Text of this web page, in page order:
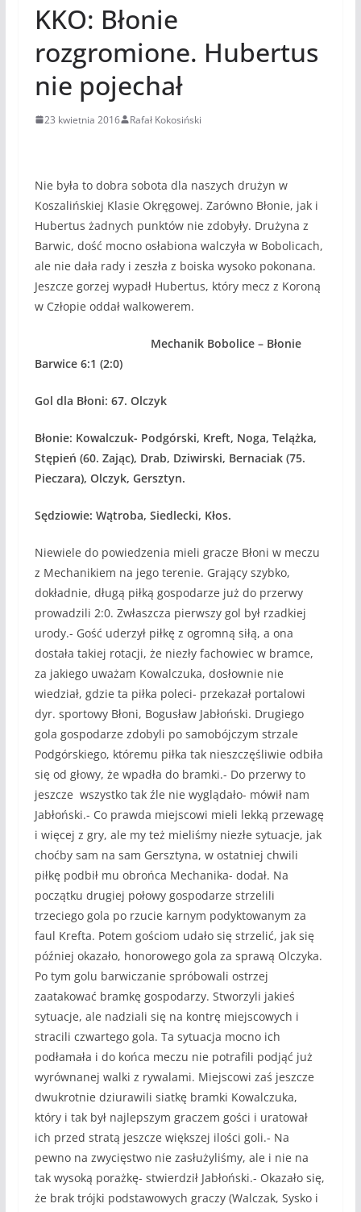
KKO: Błonie
rozgromione. Hubertus
nie pojechał
23 kwietnia 2016 Rafał Kokosiński
Nie była to dobra sobota dla naszych drużyn w
Koszalińskiej Klasie Okręgowej. Zarówno Błonie, jak i
Hubertus żadnych punktów nie zdobyły. Drużyna z
Barwic, dość mocno osłabiona walczyła w Bobolicach,
ale nie dała rady i zeszła z boiska wysoko pokonana.
Jeszcze gorzej wypadł Hubertus, który mecz z Koroną
w Człopie oddał walkowerem.
Mechanik Bobolice – Błonie
Barwice 6:1 (2:0)
Gol dla Błoni: 67. Olczyk
Błonie: Kowalczuk- Podgórski, Kreft, Noga, Telążka,
Stępień (60. Zając), Drab, Dziwirski, Bernaciak (75.
Pieczara), Olczyk, Gersztyn.
Sędziowie: Wątroba, Siedlecki, Kłos.
Niewiele do powiedzenia mieli gracze Błoni w meczu
z Mechanikiem na jego terenie. Grający szybko,
dokładnie, długą piłką gospodarze już do przerwy
prowadzili 2:0. Zwłaszcza pierwszy gol był rzadkiej
urody.- Gość uderzył piłkę z ogromną siłą, a ona
dostała takiej rotacji, że niezły fachowiec w bramce,
za jakiego uważam Kowalczuka, dosłownie nie
wiedział, gdzie ta piłka poleci- przekazał portalowi
dyr. sportowy Błoni, Bogusław Jabłoński. Drugiego
gola gospodarze zdobyli po samobójczym strzale
Podgórskiego, któremu piłka tak nieszczęśliwie odbiła
się od głowy, że wpadła do bramki.- Do przerwy to
jeszcze wszystko tak źle nie wyglądało- mówił nam
Jabłoński.- Co prawda miejscowi mieli lekką przewagę
i więcej z gry, ale my też mieliśmy niezłe sytuacje, jak
choćby sam na sam Gersztyna, w ostatniej chwili
piłkę podbił mu obrońca Mechanika- dodał. Na
początku drugiej połowy gospodarze strzelili
trzeciego gola po rzucie karnym podyktowanym za
faul Krefta. Potem gościom udało się strzelić, jak się
później okazało, honorowego gola za sprawą Olczyka.
Po tym golu barwiczanie spróbowali ostrzej
zaatakować bramkę gospodarzy. Stworzyli jakieś
sytuacje, ale nadziali się na kontrę miejscowych i
stracili czwartego gola. Ta sytuacja mocno ich
podłamała i do końca meczu nie potrafili podjąć już
wyrównanej walki z rywalami. Miejscowi zaś jeszcze
dwukrotnie dziurawili siatkę bramki Kowalczuka,
który i tak był najlepszym graczem gości i uratował
ich przed stratą jeszcze większej ilości goli.- Na
pewno na zwycięstwo nie zasłużyliśmy, ale i nie na
tak wysoką porażkę- stwierdził Jabłoński.- Okazało się,
że brak trójki podstawowych graczy (Walczak, Sysko i